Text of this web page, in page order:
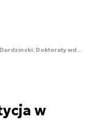
Dardzinski: Doktoraty wdrożeniowe to inwestycja w kadry [Space24.pl TV]
w